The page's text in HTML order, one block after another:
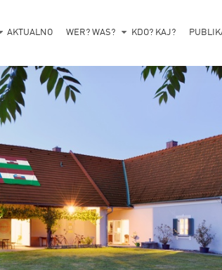
AKTUALNO WER? WAS? KDO? KAJ?